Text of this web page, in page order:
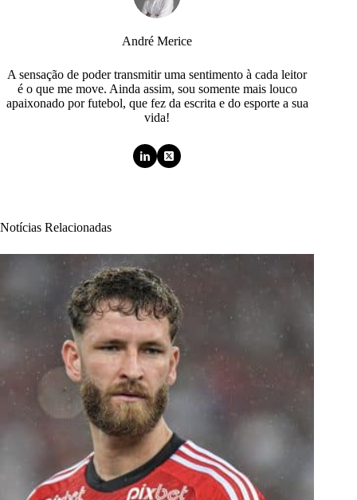
André Merice
A sensação de poder transmitir uma sentimento à cada leitor
é o que me move. Ainda assim, sou somente mais louco
apaixonado por futebol, que fez da escrita e do esporte a sua
vida!
Notícias Relacionadas